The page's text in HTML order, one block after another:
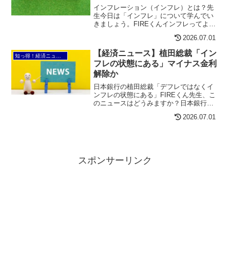
インフレーション（インフレ）とは？先
生今日は「インフレ」について学んでい
きましょう。FIREくんインフレってよく
んですか？先生インフレとは、簡単に言
うと、物価が上昇する経済現象のことを
指します。つまり、お...
2026.07.01
【経済ニュース】植田総裁「イン
フレの状態にある」マイナス金利
解除か
日本銀行の植田総裁「デフレではなくイ
ンフレの状態にある」FIREくん先生、こ
のニュースはどうみますか？日本銀行の
「デフレではなくインフレの状態にあ
2026.07.01
スポンサーリンク